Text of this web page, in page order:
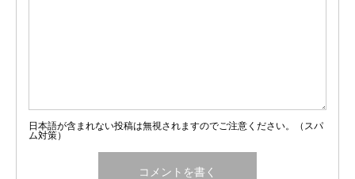
日本語が含まれない投稿は無視されますのでご注意ください。（スパ
ム対策）